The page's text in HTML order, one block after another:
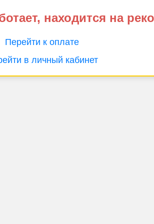
находится на
Перейти к оплате
в личный кабинет